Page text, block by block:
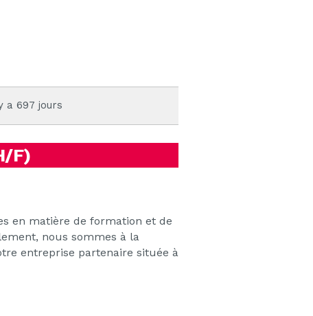
a 697 jours
F)
en matière de formation et de
nous sommes à la
entreprise partenaire située à